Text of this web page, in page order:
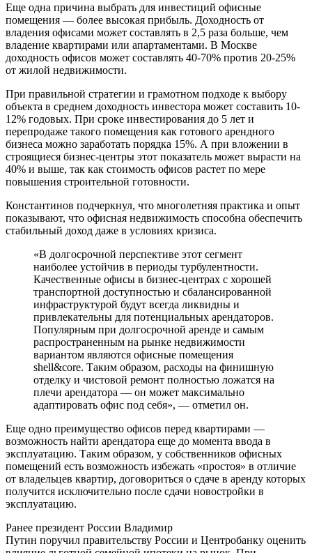
Еще одна причина выбрать для инвестиций офисные
помещения — более высокая прибыль. Доходность от
владения офисами может составлять в 2,5 раза больше, чем
владение квартирами или апартаментами. В Москве
доходность офисов может составлять 40-70% против 20-25%
от жилой недвижимости.
При правильной стратегии и грамотном подходе к выбору
объекта в среднем доходность инвестора может составить 10-
12% годовых. При сроке инвестирования до 5 лет и
перепродаже такого помещения как готового арендного
бизнеса можно заработать порядка 15%. А при вложении в
строящиеся бизнес-центры этот показатель может вырасти на
40% и выше, так как стоимость офисов растет по мере
повышения строительной готовности.
Константинов подчеркнул, что многолетняя практика и опыт
показывают, что офисная недвижимость способна обеспечить
стабильный доход даже в условиях кризиса.
«В долгосрочной перспективе этот сегмент
наиболее устойчив в периоды турбулентности.
Качественные офисы в бизнес-центрах с хорошей
транспортной доступностью и сбалансированной
инфраструктурой будут всегда ликвидны и
привлекательны для потенциальных арендаторов.
Популярным при долгосрочной аренде и самым
распространенным на рынке недвижимости
вариантом являются офисные помещения
shell&core. Таким образом, расходы на финишную
отделку и чистовой ремонт полностью ложатся на
плечи арендатора — он может максимально
адаптировать офис под себя», — отметил он.
Еще одно преимущество офисов перед квартирами —
возможность найти арендатора еще до момента ввода в
эксплуатацию. Таким образом, у собственников офисных
помещений есть возможность избежать «простоя» в отличие
от владельцев квартир, договориться о сдаче в аренду которых
получится исключительно после сдачи новостройки в
эксплуатацию.
Ранее президент России Владимир
Путин поручил правительству России и Центробанку оценить